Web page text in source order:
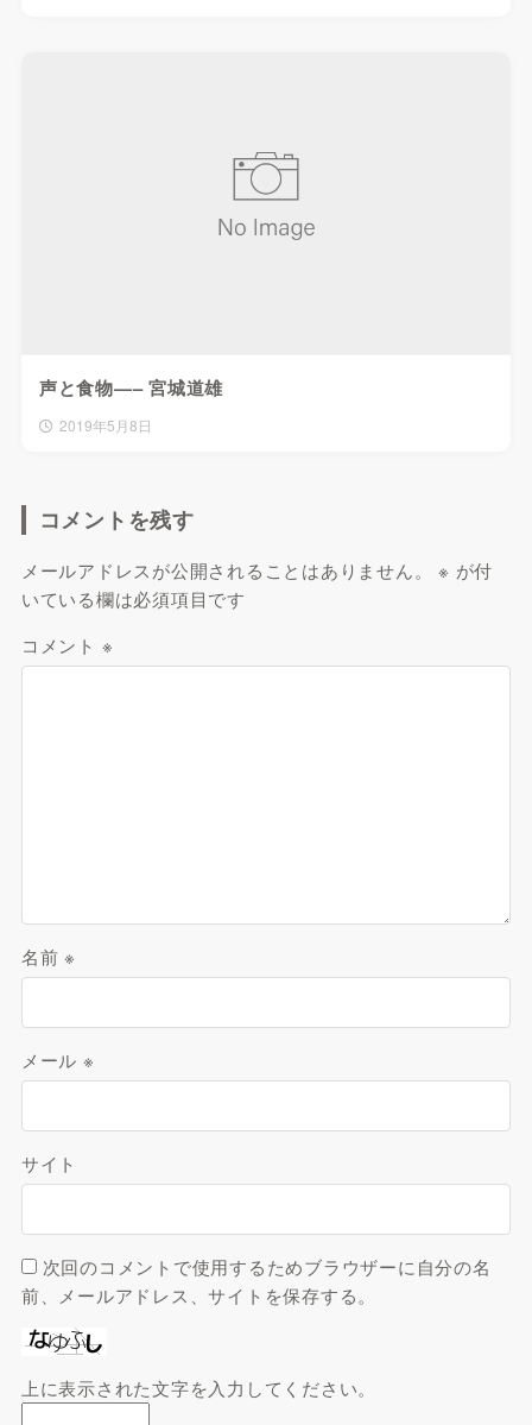
声と食物—– 宮城道雄
2019年5月8日
コメントを残す
メールアドレスが公開されることはありません。 ※ が付
いている欄は必須項目です
コメント ※
名前※
メール ※
サイト
次回のコメントで使用するためブラウザーに自分の名
前、メールアドレス、サイトを保存する。
上に表示された文字を入力してください。